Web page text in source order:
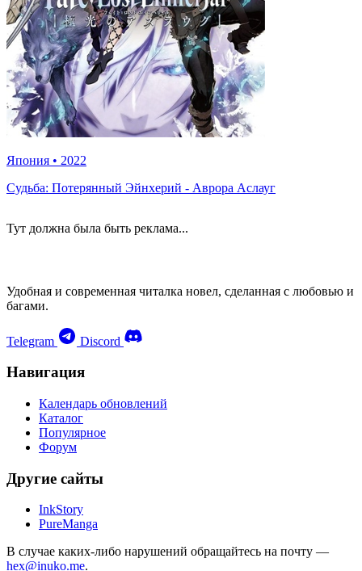
Япония • 2022
Судьба: Потерянный Эйнхерий - Аврора Аслауг
Тут должна была быть реклама...
Удобная и современная читалка новел, сделанная с любовью и
багами.
Telegram Discord
Навигация
Календарь обновлений
Каталог
Популярное
Форум
Другие сайты
InkStory
PureManga
В случае каких-либо нарушений обращайтесь на почту —
hex@inuko.me.